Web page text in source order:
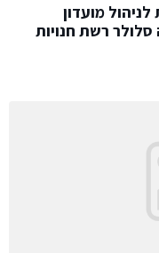
מועדון
רשת חנויות